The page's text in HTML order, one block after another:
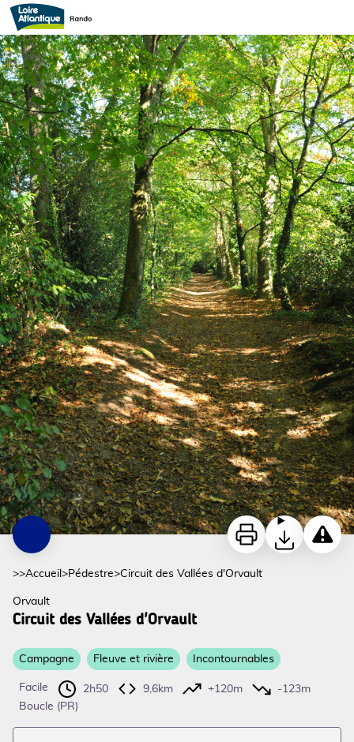
Circuit des Vallées d'Orvault
ImprimerTélécharger
Signaler
>>Accueil >Pédestre>Circuit des Vallées d'Orvault
Orvault
Circuit des Vallées d'Orvault
Campagne Fleuve et rivière Incontournables
Facile 2h50 9,6km +120m
-123m
Boucle (PR)